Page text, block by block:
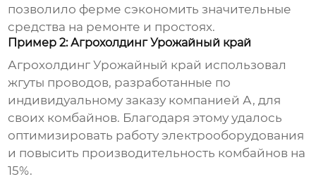
позволило ферме сэкономить значительные
средства на ремонте и простоях.
Пример 2: Агрохолдинг Урожайный край
Агрохолдинг Урожайный край использовал
жгуты проводов, разработанные по
индивидуальному заказу компанией А, для
своих комбайнов. Благодаря этому удалось
оптимизировать работу электрооборудования
и повысить производительность комбайнов на
15%.